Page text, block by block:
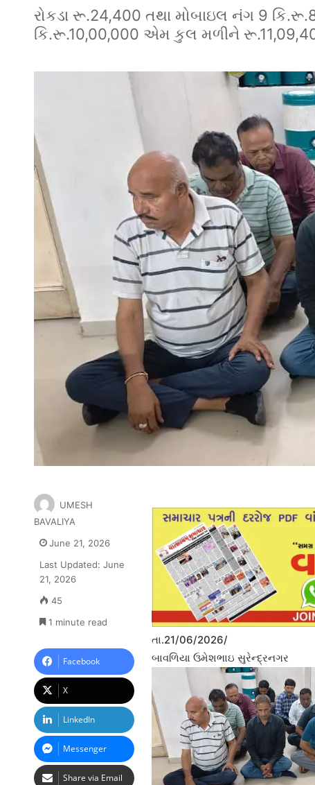
રોકડા રૂ.24,400 તથા મોબાઇલ નંગ 9
કિ.રૂ.10,00,000 એમ કુલ મળીને
તા.21/06/2026/
બાવળિયા ઉમેશભાઇ સુરેન્દ્રનગર
UMESH
BAVALIYA
June 21, 2026
Last Updated: June
21, 2026
45
1 minute read
Facebook
X
LinkedIn
Messenger
Share via Email